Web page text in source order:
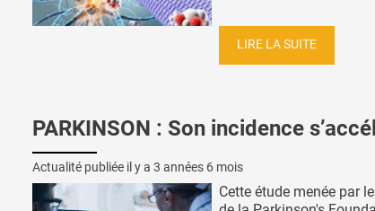
LIRE LA SUITE
PARKINSON : Son incidence
Actualité publiée il y a 3 années 6 mois
Cette étude menée par